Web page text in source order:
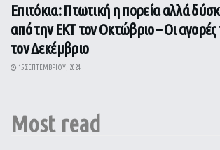
Επιτόκια: Πτωτική η πορεία αλλά
από την ΕΚΤ τον Οκτώβριο – Οι
τον Δεκέμβριο
15 ΣΕΠΤΕΜΒΡΊΟΥ, 2024
Most read